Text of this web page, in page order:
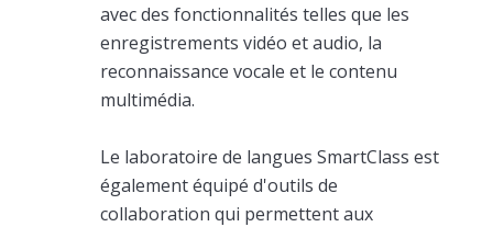
avec des fonctionnalités telles que les
enregistrements vidéo et audio, la
reconnaissance vocale et le contenu
multimédia.
Le laboratoire de langues SmartClass est
également équipé d'outils de
collaboration qui permettent aux